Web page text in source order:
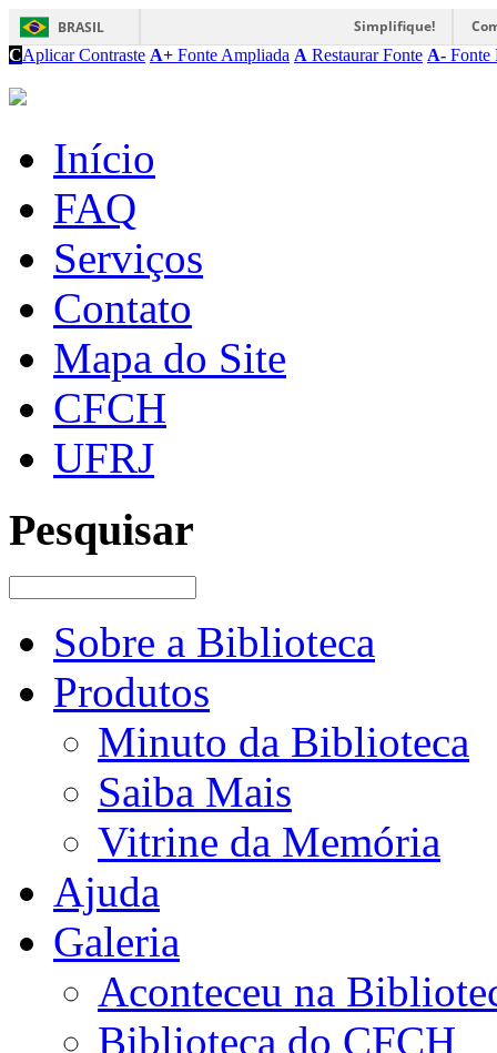
BRASIL Simplifique!
CAplicar Contraste A+ Fonte Ampliada A Restaurar Fonte A- Fonte
Início
FAQ
Serviços
Contato
Mapa do Site
CFCH
UFRJ
Pesquisar
Sobre a Biblioteca
Produtos
Minuto da Biblioteca
Saiba Mais
Vitrine da Memória
Ajuda
Galeria
Aconteceu na
Biblioteca do CFCH